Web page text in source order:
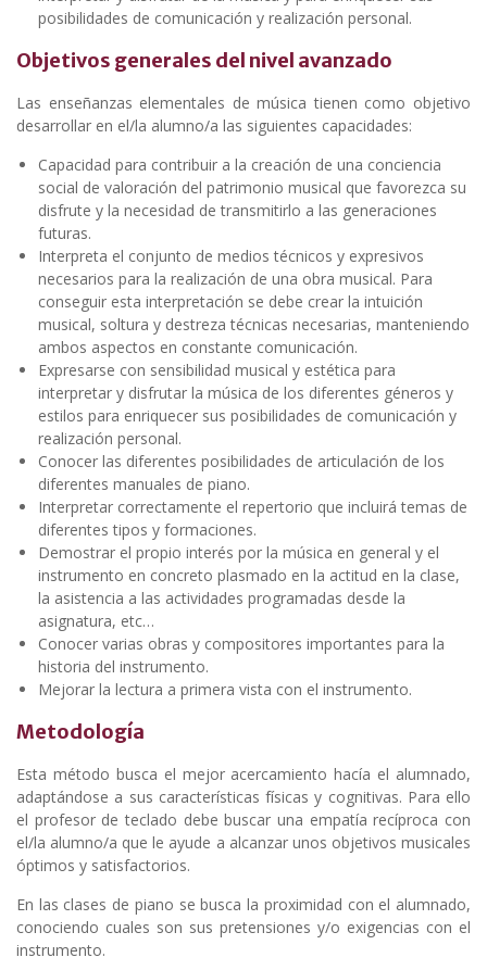
posibilidades de comunicación y realización personal.
Objetivos generales del nivel avanzado
Las enseñanzas elementales de música tienen como objetivo
desarrollar en el/la alumno/a las siguientes capacidades:
Capacidad para contribuir a la creación de una conciencia
social de valoración del patrimonio musical que favorezca su
disfrute y la necesidad de transmitirlo a las generaciones
futuras.
Interpreta el conjunto de medios técnicos y expresivos
necesarios para la realización de una obra musical. Para
conseguir esta interpretación se debe crear la intuición
musical, soltura y destreza técnicas necesarias, manteniendo
ambos aspectos en constante comunicación.
Expresarse con sensibilidad musical y estética para
interpretar y disfrutar la música de los diferentes géneros y
estilos para enriquecer sus posibilidades de comunicación y
realización personal.
Conocer las diferentes posibilidades de articulación de los
diferentes manuales de piano.
Interpretar correctamente el repertorio que incluirá temas de
diferentes tipos y formaciones.
Demostrar el propio interés por la música en general y el
instrumento en concreto plasmado en la actitud en la clase,
la asistencia a las actividades programadas desde la
asignatura, etc…
Conocer varias obras y compositores importantes para la
historia del instrumento.
Mejorar la lectura a primera vista con el instrumento.
Metodología
Esta método busca el mejor acercamiento hacía el alumnado,
adaptándose a sus características físicas y cognitivas. Para ello
el profesor de teclado debe buscar una empatía recíproca con
el/la alumno/a que le ayude a alcanzar unos objetivos musicales
óptimos y satisfactorios.
En las clases de piano se busca la proximidad con el alumnado,
conociendo cuales son sus pretensiones y/o exigencias con el
instrumento.